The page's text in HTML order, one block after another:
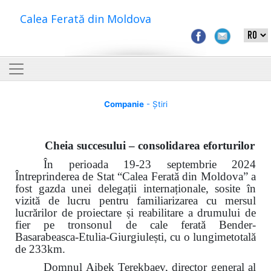
Calea Ferată din Moldova
Companie- Știri
Cheia succesului – consolidarea eforturilor
În perioada 19-23 septembrie 2024
Întreprinderea de Stat “Calea Ferată din Moldova”a
fost gazda unei delegații internaționale, sosite în
vizită de lucru pentru familiarizarea cu mersul
lucrărilor de proiectare și reabilitare a drumului de
fier pe tronsonul de cale ferată Bender-
Basarabeasca-Etulia-Giurgiulești, cu o lungimetotală
de 233km.
Domnul Aibek Terekbaev, director general al